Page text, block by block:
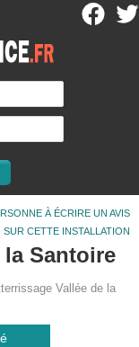
À ÉCRIRE UN AVIS
SUR CETTE INSTALLATION
la Santoire
Vallée de la